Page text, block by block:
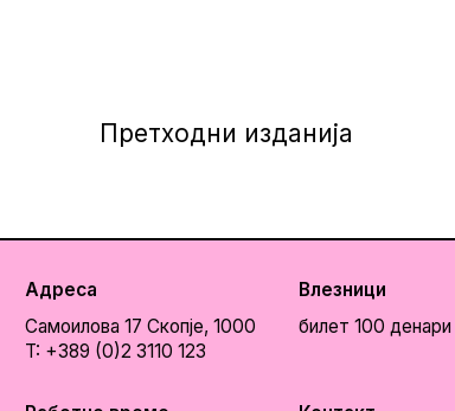
Претходни изданија
Адреса
Самоилова 17 Скопје, 1000
T: +389 (0)2 3110 123
Влезници
билет 100 денари